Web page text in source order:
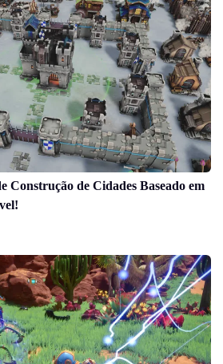
Construção de Cidades Baseado em